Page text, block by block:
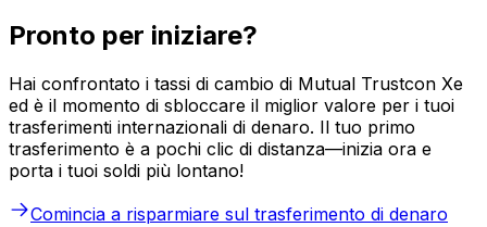
Pronto per iniziare?
Hai confrontato i tassi di cambio di Mutual Trustcon Xe
ed è il momento di sbloccare il miglior valore per i tuoi
trasferimenti internazionali di denaro. Il tuo primo
trasferimento è a pochi clic di distanza—inizia ora e
porta i tuoi soldi più lontano!
Comincia a risparmiare sul trasferimento di denaro